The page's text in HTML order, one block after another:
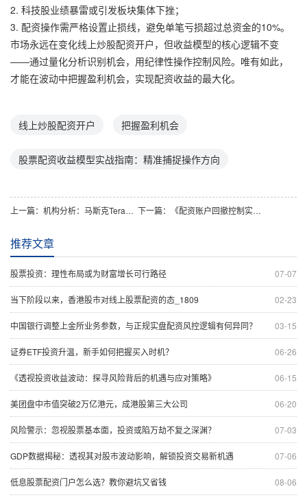
2. 科技股业绩暴雷或引发板块集体下挫；
3. 配资操作需严格设置止损线，避免单笔亏损超过总资金的10%。
市场永远在变化线上炒股配资开户，但收益模型的核心逻辑不变
——通过量化分析识别机会，用纪律性操作控制风险。唯有如此，
才能在波动中把握盈利机会，实现配资收益的最大化。
线上炒股配资开户 把握盈利机会
股票配资收益模型实战指南：精准捕捉操作方向
上一篇： 机构分析：马斯克TeraFab晶圆厂需5万亿，正规实盘配资够吗？ 下一篇： 《配资账户回撤控制实战指南：精准捕捉机会，锁定操作方向！》
推荐文章
07-07
股票投资：理性布局或为财富增长可行路径
02-23
当下阶段以来，香港股市对线上股票配资的态_1809
03-15
中国银行调整上金所业务参数，与正规实盘配资风控逻辑有何异同？
06-26
证券ETF投资升温，新手如何把握买入时机？
06-15
《透视投资收益波动：探寻风险背后的机遇与应对策略》
06-20
美团盘中市值突破2万亿港元，成港股第三大公司
07-03
风险警示：忽视股票基本面，投资或陷万劫不复之深渊？
07-06
GDP数据揭秘：透视其对股市波动影响，解锁投资交易新机遇
08-06
低息股票配资门户怎么选？教你避坑又省钱